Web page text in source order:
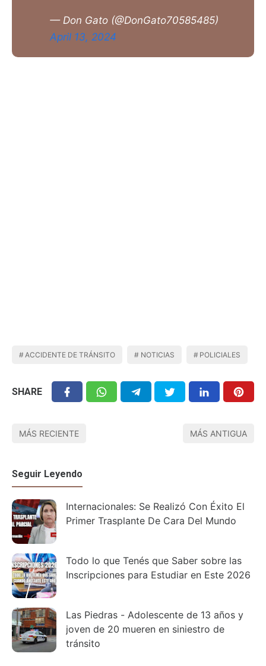
— Don Gato (@DonGato70585485)
April 13, 2024
ACCIDENTE DE TRÁNSITO NOTICIAS POLICIALES
SHARE
MÁS RECIENTE MÁS ANTIGUA
Seguir Leyendo
Internacionales: Se Realizó Con Éxito El
Primer Trasplante De Cara Del Mundo
Todo lo que Tenés que Saber sobre las
Inscripciones para Estudiar en Este 2026
Las Piedras - Adolescente de 13 años y
joven de 20 mueren en siniestro de
tránsito